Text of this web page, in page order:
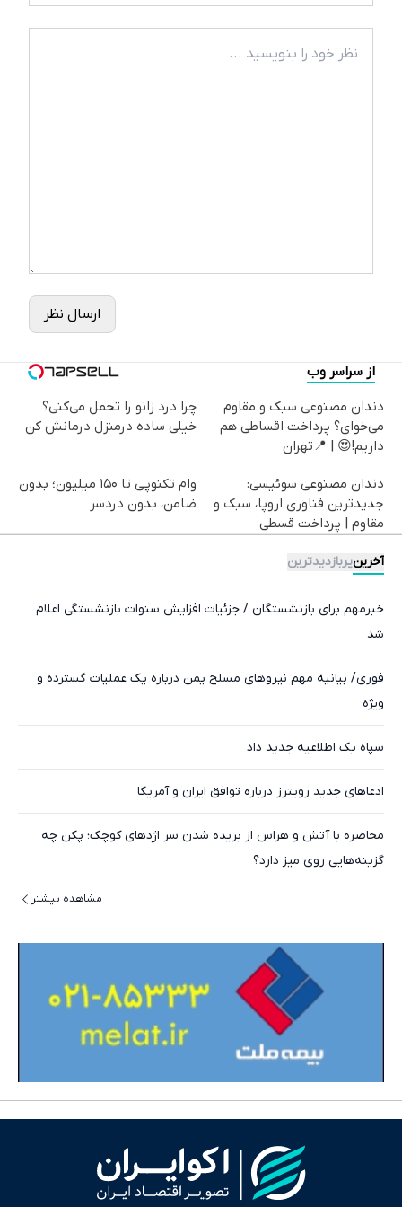
ارسال نظر
از سراسر وب
دندان مصنوعی سبک و مقاوم
می‌خوای؟ پرداخت اقساطی هم
داریم!😍 | 📍تهران
چرا درد زانو را تحمل می‌کنی؟
خیلی ساده درمنزل درمانش کن
دندان مصنوعی سوئیسی:
جدیدترین فناوری اروپا، سبک و
مقاوم | پرداخت قسطی
وام تکنوپی تا ۱۵۰ میلیون؛ بدون
ضامن، بدون دردسر
آخرینپربازدیدترین
خبرمهم برای بازنشستگان / جزئیات افزایش سنوات بازنشستگی اعلام
شد
فوری/ بیانیه مهم نیروهای مسلح یمن درباره یک عملیات گسترده و
ویژه
سپاه یک اطلاعیه جدید داد
ادعاهای جدید رویترز درباره توافق ایران و آمریکا
محاصره با آتش و هراس از بریده شدن سر اژدهای کوچک؛ پکن چه
گزینه‌هایی روی میز دارد؟
مشاهده بیشتر